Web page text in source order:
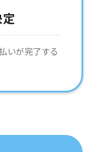
いが完了する